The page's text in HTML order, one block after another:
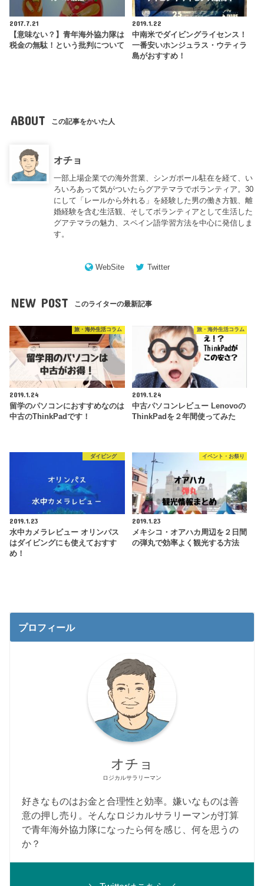
2017.7.21
【意味ない？】青年海外協力隊は
税金の無駄！という批判について
2019.1.22
中南米でダイビングライセンス！
一番安いホンジュラス・ウティラ
島がおすすめ！
ABOUT この記事をかいた人
オチョ
一部上場企業での海外営業、シンガポール駐在を経て、い
ろいろあって気がついたらグアテマラでボランティア。30
にして「レールから外れる」を経験した男の働き方観、離
婚経験を含む生活観、そしてボランティアとして生活した
グアテマラの魅力、スペイン語学習方法を中心に発信しま
す。
WebSite Twitter
NEW POST このライターの最新記事
旅・海外生活コラム
2019.1.24
留学のパソコンにおすすめなのは
中古のThinkPadです！
旅・海外生活コラム
2019.1.24
中古パソコンレビュー Lenovoの
ThinkPadを２年間使ってみた
ダイビング
2019.1.23
水中カメラレビュー オリンパス
はダイビングにも使えておすす
め！
イベント・お祭り
2019.1.23
メキシコ・オアハカ周辺を２日間
の弾丸で効率よく観光する方法
プロフィール
オチョ
ロジカルサラリーマン
好きなものはお金と合理性と効率。嫌いなものは善
意の押し売り。そんなロジカルサラリーマンが打算
で青年海外協力隊になったら何を感じ、何を思うの
か？